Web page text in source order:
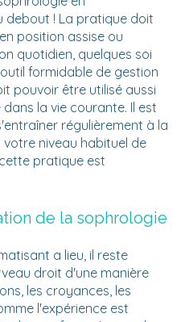
debout ! La pratique doit
position assise ou
quotidien, quelques soi
formidable de gestion
pouvoir être utilisé aussi
la vie courante. Il est
régulièrement à la
votre niveau habituel de
pratique est
de la sophrologie
a lieu, il reste
droit d'une manière
les croyances, les
l'expérience est